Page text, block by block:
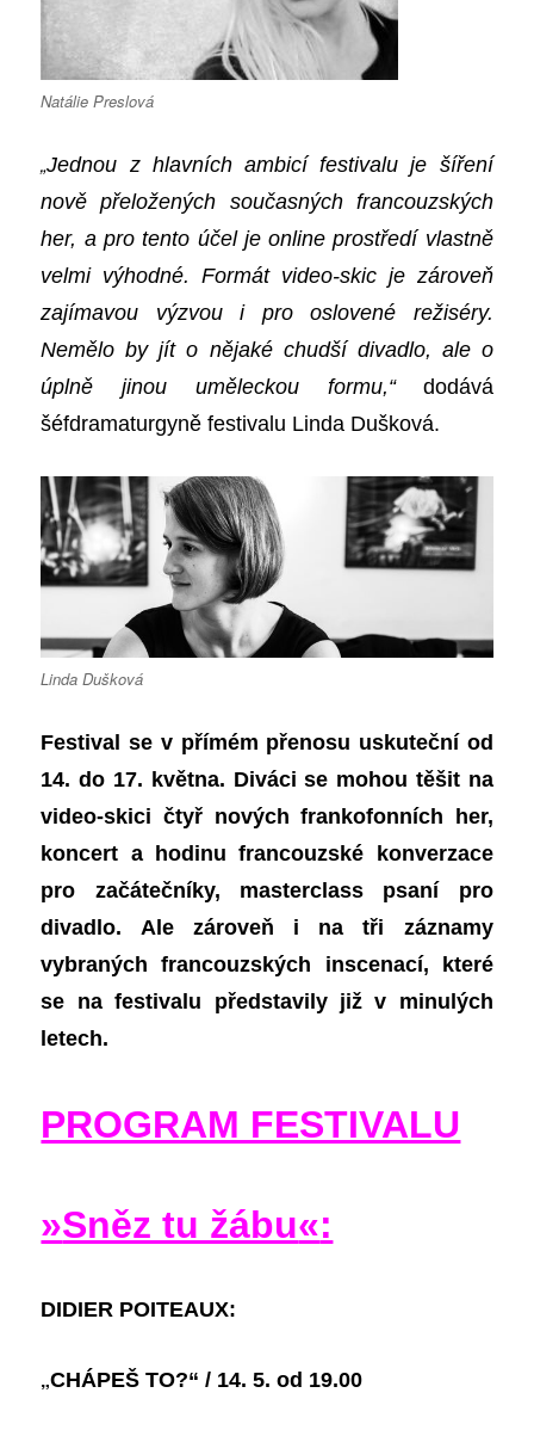
Natálie Preslová
„Jednou z hlavních ambicí festivalu je šíření
nově přeložených současných francouzských
her, a pro tento účel je online prostředí vlastně
velmi výhodné. Formát video-skic je zároveň
zajímavou výzvou i pro oslovené režiséry.
Nemělo by jít o nějaké chudší divadlo, ale o
úplně jinou uměleckou formu,“
dodává
šéfdramaturgyně festivalu Linda Dušková.
Linda Dušková
Festival se v přímém přenosu uskuteční od
14. do 17. května. Diváci se mohou těšit na
video-skici čtyř nových frankofonních her,
koncert ahodinu francouzské konverzace
pro začátečníky, masterclass psaní pro
divadlo. Ale zároveň i na tři záznamy
vybraných francouzských inscenací, které
se na festivalu představily jižv minulých
letech.
PROGRAM FESTIVALU
»Sněz tu žábu«:
DIDIER POITEAUX:
„CHÁPEŠ TO?“ / 14. 5. od 19.00